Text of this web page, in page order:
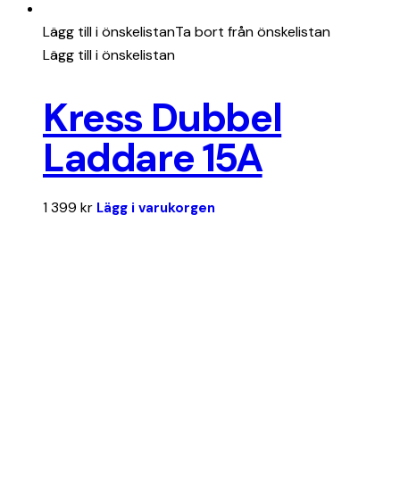
Lägg till i önskelistanTa bort från önskelistan
Lägg till i önskelistan
Kress Dubbel
Laddare 15A
1 399 kr Lägg i varukorgen